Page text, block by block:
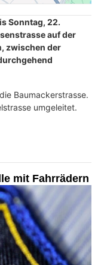
Sonntag, 22.
auf der
zwischen der
Baumackerstrasse.
umgeleitet.
mit Fahrrädern